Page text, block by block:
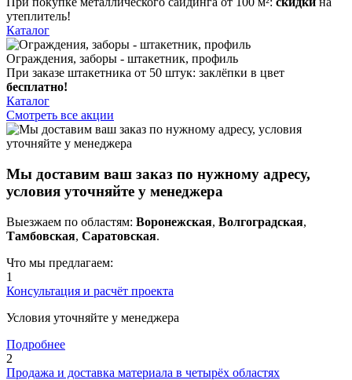
утеплитель!
Каталог
Ограждения, заборы - штакетник, профиль
При заказе штакетника от 50 штук: заклёпки в цвет
бесплатно!
Каталог
Смотреть все акции
Мы доставим ваш заказ по нужному адресу,
условия уточняйте у менеджера
Выезжаем по областям: Воронежская, Волгоградская,
Тамбовская, Саратовская.
Что мы предлагаем:
1
Консультация и расчёт проекта
Условия уточняйте у менеджера
Подробнее
2
Продажа и доставка материала в четырёх областях